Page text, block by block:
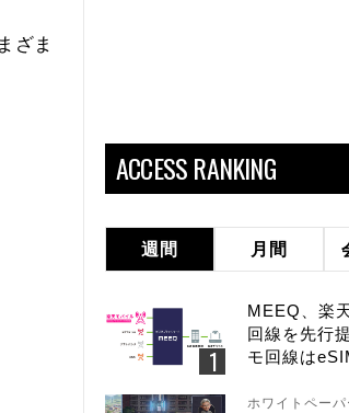
ざま
ACCESS RANKING
週間 月間
MEEQ、楽
回線を先行
モ回線は
ホワイトペーパ